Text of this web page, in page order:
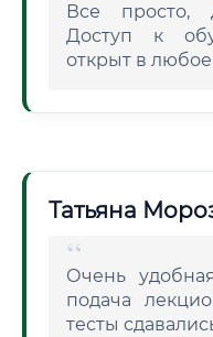
Все просто,
Доступ к
открыт в
Татьяна
Очень
подача
тесты